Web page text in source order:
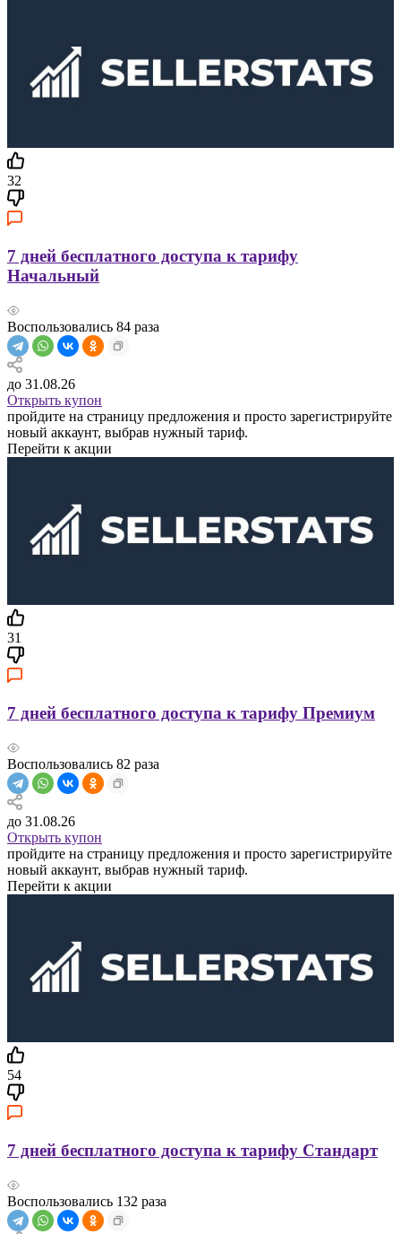
32
7 дней бесплатного доступа к тарифу
Начальный
Воспользовались 84 раза
до 31.08.26
Открыть купон
пройдите на страницу предложения и просто зарегистрируйте
новый аккаунт, выбрав нужный тариф.
Перейти к акции
31
7 дней бесплатного доступа к тарифу Премиум
Воспользовались 82 раза
до 31.08.26
Открыть купон
пройдите на страницу предложения и просто зарегистрируйте
новый аккаунт, выбрав нужный тариф.
Перейти к акции
54
7 дней бесплатного доступа к тарифу Стандарт
Воспользовались 132 раза